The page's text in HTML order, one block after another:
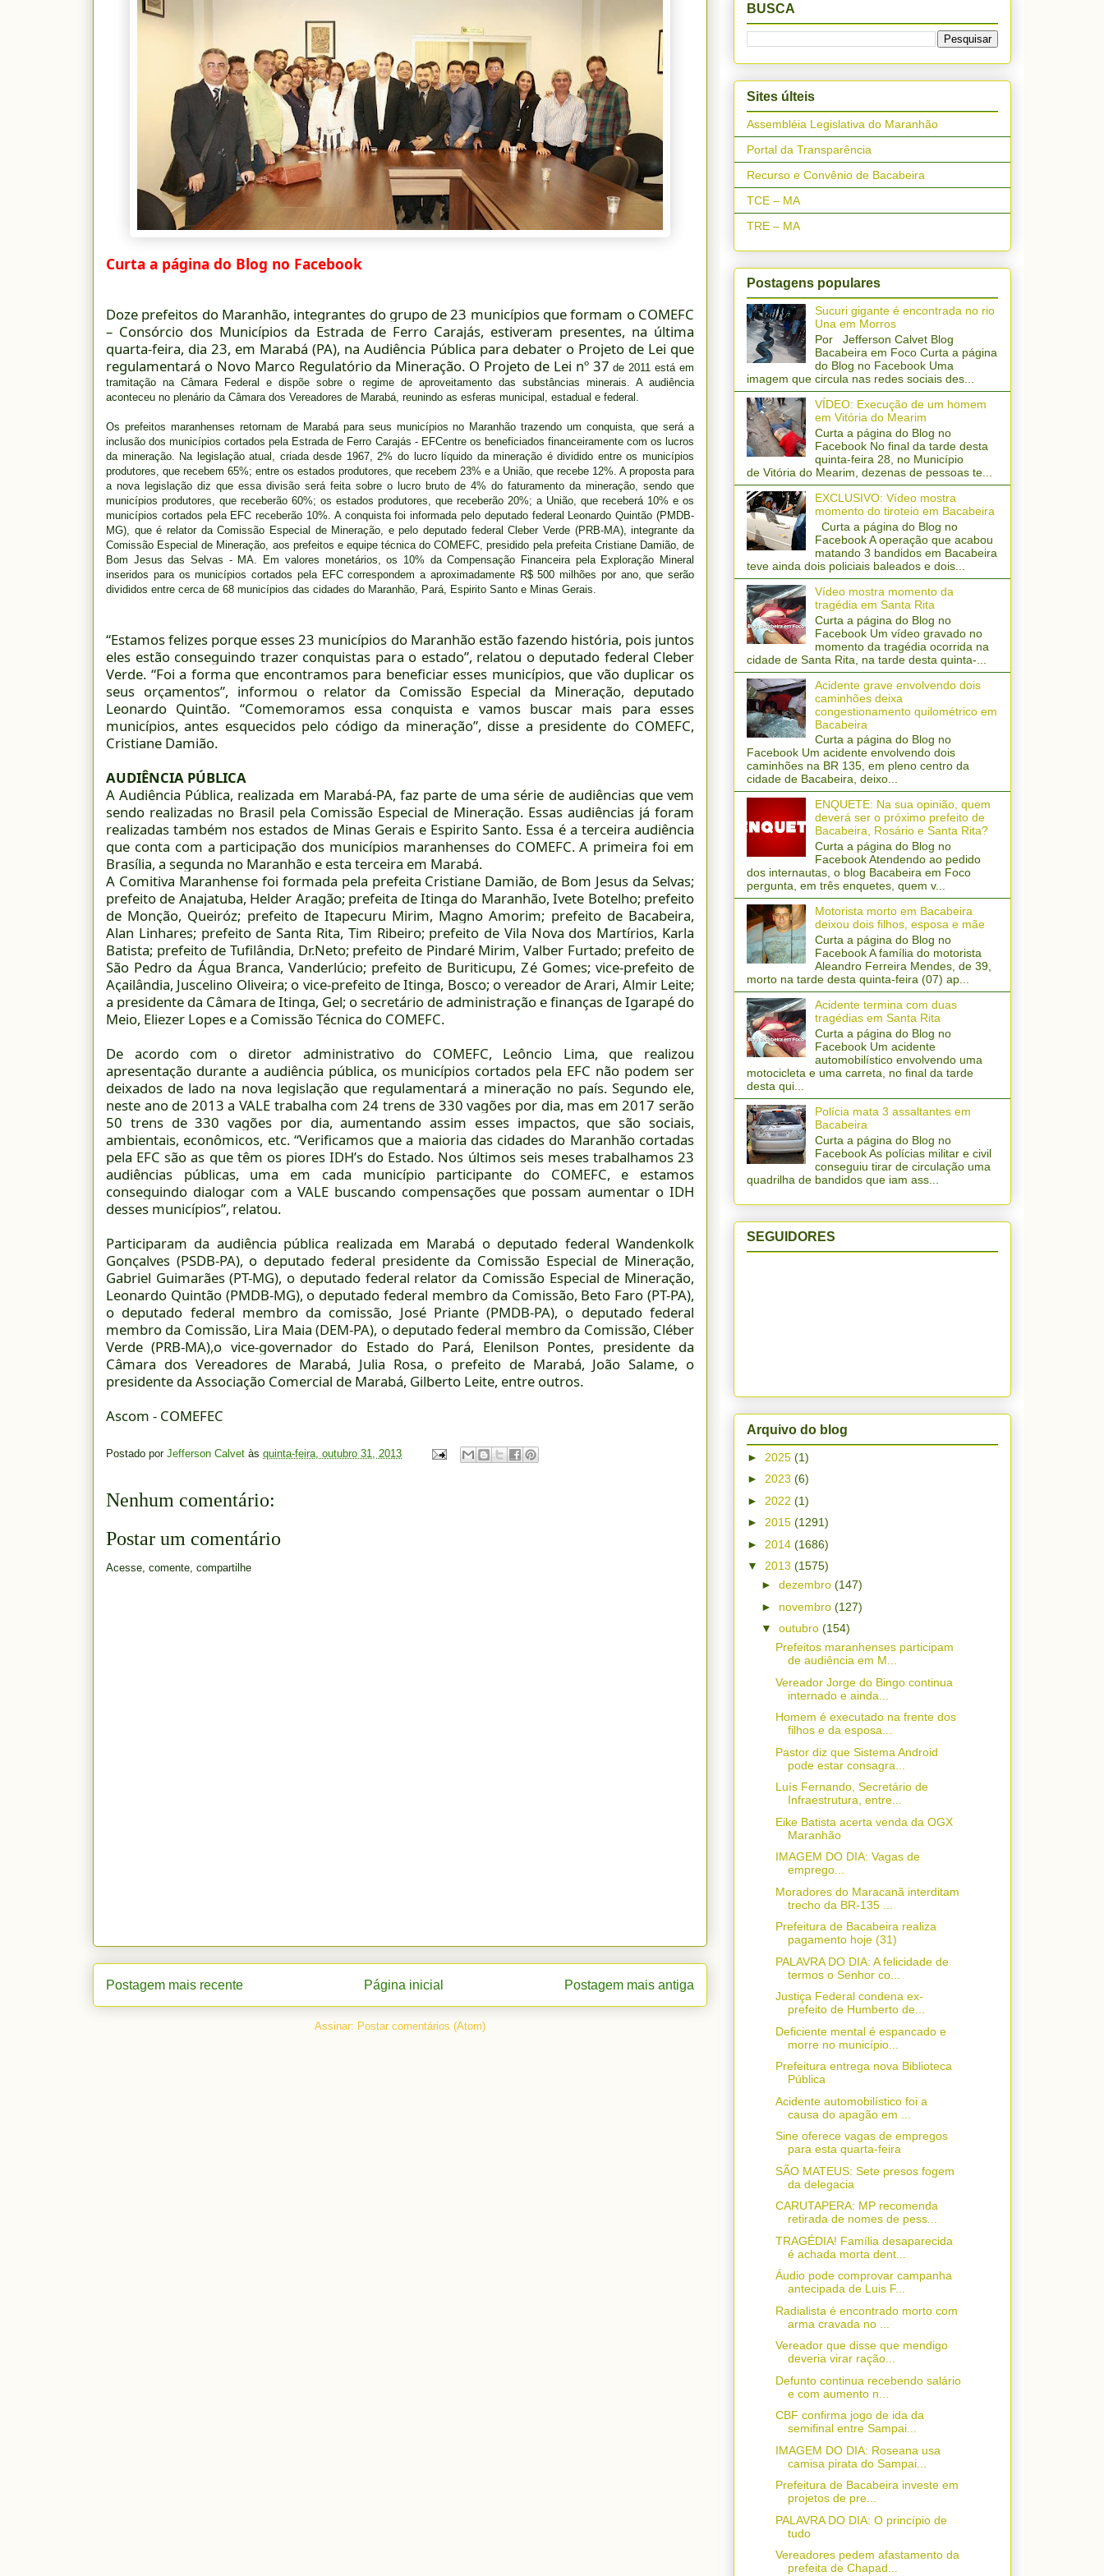
Curta a página do Blog no Facebook
Doze prefeitos do Maranhão, integrantes do grupo de 23 municípios que formam o COMEFC
– Consórcio dos Municípios da Estrada de Ferro Carajás, estiveram presentes, na última
quarta-feira, dia 23, em Marabá (PA), na Audiência Pública para debater o Projeto de Lei que
regulamentará o Novo Marco Regulatório da Mineração. O Projeto de Lei nº 37 de 2011 está em
tramitação na Câmara Federal e dispõe sobre o regime de aproveitamento das substâncias minerais. A audiência
aconteceu no plenário da Câmara dos Vereadores de Marabá, reunindo as esferas municipal, estadual e federal.
Os prefeitos maranhenses retornam de Marabá para seus municípios no Maranhão trazendo um conquista, que será a
inclusão dos municípios cortados pela Estrada de Ferro Carajás - EFCentre os beneficiados financeiramente com os lucros
da mineração. Na legislação atual, criada desde 1967, 2% do lucro líquido da mineração é dividido entre os municípios
produtores, que recebem 65%; entre os estados produtores, que recebem 23% e a União, que recebe 12%. A proposta para
a nova legislação diz que essa divisão será feita sobre o lucro bruto de 4% do faturamento da mineração, sendo que
municípios produtores, que receberão 60%; os estados produtores, que receberão 20%; a União, que receberá 10% e os
municípios cortados pela EFC receberão 10%. A conquista foi informada pelo deputado federal Leonardo Quintão (PMDB-
MG), que é relator da Comissão Especial de Mineração, e pelo deputado federal Cleber Verde (PRB-MA), integrante da
Comissão Especial de Mineração, aos prefeitos e equipe técnica do COMEFC, presidido pela prefeita Cristiane Damião, de
Bom Jesus das Selvas - MA. Em valores monetários, os 10% da Compensação Financeira pela Exploração Mineral
inseridos para os municípios cortados pela EFC correspondem a aproximadamente R$ 500 milhões por ano, que serão
divididos entre cerca de 68 municípios das cidades do Maranhão, Pará, Espirito Santo e Minas Gerais.
“Estamos felizes porque esses 23 municípios do Maranhão estão fazendo história, pois juntos
eles estão conseguindo trazer conquistas para o estado”, relatou o deputado federal Cleber
Verde. “Foi a forma que encontramos para beneficiar esses municípios, que vão duplicar os
seus orçamentos”, informou o relator da Comissão Especial da Mineração, deputado
Leonardo Quintão. “Comemoramos essa conquista e vamos buscar mais para esses
municípios, antes esquecidos pelo código da mineração”, disse a presidente do COMEFC,
Cristiane Damião.
AUDIÊNCIA PÚBLICA
A Audiência Pública, realizada em Marabá-PA, faz parte de uma série de audiências que vem
sendo realizadas no Brasil pela Comissão Especial de Mineração. Essas audiências já foram
realizadas também nos estados de Minas Gerais e Espirito Santo. Essa é a terceira audiência
que conta com a participação dos municípios maranhenses do COMEFC. A primeira foi em
Brasília, a segunda no Maranhão e esta terceira em Marabá.
A Comitiva Maranhense foi formada pela prefeita Cristiane Damião, de Bom Jesus da Selvas;
prefeito de Anajatuba, Helder Aragão; prefeita de Itinga do Maranhão, Ivete Botelho; prefeito
de Monção, Queiróz; prefeito de Itapecuru Mirim, Magno Amorim; prefeito de Bacabeira,
Alan Linhares; prefeito de Santa Rita, Tim Ribeiro; prefeito de Vila Nova dos Martírios, Karla
Batista; prefeito de Tufilândia, Dr.Neto; prefeito de Pindaré Mirim, Valber Furtado; prefeito de
São Pedro da Água Branca, Vanderlúcio; prefeito de Buriticupu, Zé Gomes; vice-prefeito de
Açailândia, Juscelino Oliveira; o vice-prefeito de Itinga, Bosco; o vereador de Arari, Almir Leite;
a presidente da Câmara de Itinga, Gel; o secretário de administração e finanças de Igarapé do
Meio, Eliezer Lopes e a Comissão Técnica do COMEFC.
De acordo com o diretor administrativo do COMEFC, Leôncio Lima, que realizou
apresentação durante a audiência pública, os municípios cortados pela EFC não podem ser
deixados de lado na nova legislação que regulamentará a mineração no país. Segundo ele,
neste ano de 2013 a VALE trabalha com 24 trens de 330 vagões por dia, mas em 2017 serão
50 trens de 330 vagões por dia, aumentando assim esses impactos, que são sociais,
ambientais, econômicos, etc. “Verificamos que a maioria das cidades do Maranhão cortadas
pela EFC são as que têm os piores IDH’s do Estado. Nos últimos seis meses trabalhamos 23
audiências públicas, uma em cada município participante do COMEFC, e estamos
conseguindo dialogar com a VALE buscando compensações que possam aumentar o IDH
desses municípios”, relatou.
Participaram da audiência pública realizada em Marabá o deputado federal Wandenkolk
Gonçalves (PSDB-PA), o deputado federal presidente da Comissão Especial de Mineração,
Gabriel Guimarães (PT-MG), o deputado federal relator da Comissão Especial de Mineração,
Leonardo Quintão (PMDB-MG), o deputado federal membro da Comissão, Beto Faro (PT-PA),
o deputado federal membro da comissão, José Priante (PMDB-PA), o deputado federal
membro da Comissão, Lira Maia (DEM-PA), o deputado federal membro da Comissão, Cléber
Verde (PRB-MA),o vice-governador do Estado do Pará, Elenilson Pontes, presidente da
Câmara dos Vereadores de Marabá, Julia Rosa, o prefeito de Marabá, João Salame, o
presidente da Associação Comercial de Marabá, Gilberto Leite, entre outros.
Ascom - COMEFEC
Postado por Jefferson Calvet às quinta-feira, outubro 31, 2013
Nenhum comentário:
Postar um comentário
Acesse, comente, compartilhe
Postagem mais recente Postagem mais antiga
Página inicial
Assinar: Postar comentários (Atom)
BUSCA
Sites últeis
Assembléia Legislativa do Maranhão
Portal da Transparência
Recurso e Convênio de Bacabeira
TCE – MA
TRE – MA
Postagens populares
Sucuri gigante é encontrada no rio
Una em Morros
Por Jefferson Calvet Blog
Bacabeira em Foco Curta a página
do Blog no Facebook Uma
imagem que circula nas redes sociais des...
VÍDEO: Execução de um homem
em Vitória do Mearim
Curta a página do Blog no
Facebook No final da tarde desta
quinta-feira 28, no Município
de Vitória do Mearim, dezenas de pessoas te...
EXCLUSIVO: Vídeo mostra
momento do tiroteio em Bacabeira
Curta a página do Blog no
Facebook A operação que acabou
matando 3 bandidos em Bacabeira
teve ainda dois policiais baleados e dois...
Vídeo mostra momento da
tragédia em Santa Rita
Curta a página do Blog no
Facebook Um vídeo gravado no
momento da tragédia ocorrida na
cidade de Santa Rita, na tarde desta quinta-...
Acidente grave envolvendo dois
caminhões deixa
congestionamento quilométrico em
Bacabeira
Curta a página do Blog no
Facebook Um acidente envolvendo dois
caminhões na BR 135, em pleno centro da
cidade de Bacabeira, deixo...
ENQUETE: Na sua opinião, quem
deverá ser o próximo prefeito de
Bacabeira, Rosário e Santa Rita?
Curta a página do Blog no
Facebook Atendendo ao pedido
dos internautas, o blog Bacabeira em Foco
pergunta, em três enquetes, quem v...
Motorista morto em Bacabeira
deixou dois filhos, esposa e mãe
Curta a página do Blog no
Facebook A família do motorista
Aleandro Ferreira Mendes, de 39,
morto na tarde desta quinta-feira (07) ap...
Acidente termina com duas
tragédias em Santa Rita
Curta a página do Blog no
Facebook Um acidente
automobilístico envolvendo uma
motocicleta e uma carreta, no final da tarde
desta qui...
Polícia mata 3 assaltantes em
Bacabeira
Curta a página do Blog no
Facebook As polícias militar e civil
conseguiu tirar de circulação uma
quadrilha de bandidos que iam ass...
SEGUIDORES
Arquivo do blog
► 2025 (1)
► 2023 (6)
► 2022 (1)
► 2015 (1291)
► 2014 (1686)
▼ 2013 (1575)
► dezembro (147)
► novembro (127)
▼ outubro (154)
Prefeitos maranhenses participam
de audiência em M...
Vereador Jorge do Bingo continua
internado e ainda...
Homem é executado na frente dos
filhos e da esposa...
Pastor diz que Sistema Android
pode estar consagra...
Luís Fernando, Secretário de
Infraestrutura, entre...
Eike Batista acerta venda da OGX
Maranhão
IMAGEM DO DIA: Vagas de
emprego...
Moradores do Maracanã interditam
trecho da BR-135 ...
Prefeitura de Bacabeira realiza
pagamento hoje (31)
PALAVRA DO DIA: A felicidade de
termos o Senhor co...
Justiça Federal condena ex-
prefeito de Humberto de...
Deficiente mental é espancado e
morre no município...
Prefeitura entrega nova Biblioteca
Pública
Acidente automobilístico foi a
causa do apagão em ...
Sine oferece vagas de empregos
para esta quarta-feira
SÃO MATEUS: Sete presos fogem
da delegacia
CARUTAPERA: MP recomenda
retirada de nomes de pess...
TRAGÉDIA! Família desaparecida
é achada morta dent...
Áudio pode comprovar campanha
antecipada de Luis F...
Radialista é encontrado morto com
arma cravada no ...
Vereador que disse que mendigo
deveria virar ração...
Defunto continua recebendo salário
e com aumento n...
CBF confirma jogo de ida da
semifinal entre Sampai...
IMAGEM DO DIA: Roseana usa
camisa pirata do Sampai...
Prefeitura de Bacabeira investe em
projetos de pre...
PALAVRA DO DIA: O princípio de
tudo
Vereadores pedem afastamento da
prefeita de Chapad...